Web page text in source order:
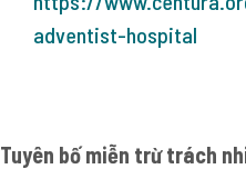
adventist-hospital
Tuyên bố miễn trừ trách